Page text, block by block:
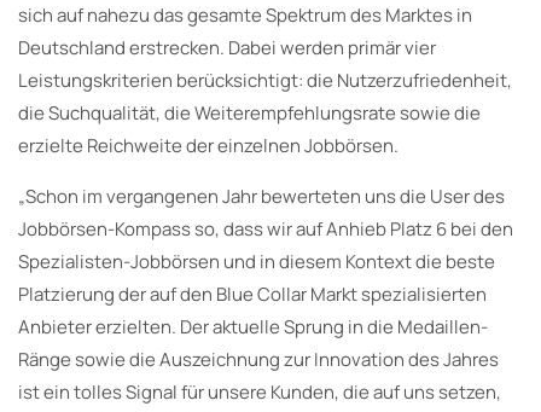
sich auf nahezu das gesamte Spektrum des Marktes in
Deutschland erstrecken. Dabei werden primär vier
Leistungskriterien berücksichtigt: die Nutzerzufriedenheit,
die Suchqualität, die Weiterempfehlungsrate sowie die
erzielte Reichweite der einzelnen Jobbörsen.
„Schon im vergangenen Jahr bewerteten uns die User des
Jobbörsen-Kompass so, dass wir auf Anhieb Platz 6 bei den
Spezialisten-Jobbörsen und in diesem Kontext die beste
Platzierung der auf den Blue Collar Markt spezialisierten
Anbieter erzielten. Der aktuelle Sprung in die Medaillen-
Ränge sowie die Auszeichnung zur Innovation des Jahres
ist ein tolles Signal für unsere Kunden, die auf uns setzen,